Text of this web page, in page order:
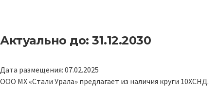
Актуально до: 31.12.2030
Дата размещения: 07.02.2025
ООО МХ «Стали Урала» предлагает из наличия круги 10ХСНД.